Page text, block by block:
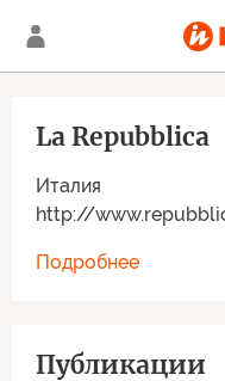
Италия
http://
La Repubblica
Подробнее
Публикации